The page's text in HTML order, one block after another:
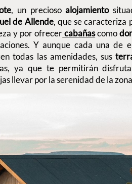
, un preciosoalojamiento
de Allende, que se caracteriza
y por ofrecercabañascomo
Y aunque cada una de
todas las amenidades, sus
ya que te permitirán
llevar por la serenidad de la